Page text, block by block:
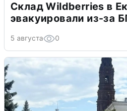
Склад Wildberries в
эвакуировали из-за
5 августа 0